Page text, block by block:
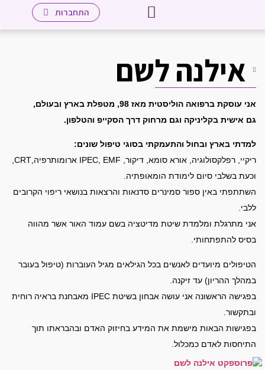
התחברות
אילנה לשם
אני עוסקת ברפואה הוליסטית מאז 98, מטפלת בארץ ובעולם,
גם אישית בקליניקה וגם מרחוק דרך הסקייפ והטלפון.
למדתי בארץ ובחול והתעמקתי בסוגי טיפול שונים:
ריקיי, רפלקסולוגיה, אורא סומא, דיקור, IPEC, EMF ארומותרפיה,CRT,
וכעת בשלבי סיום לימודת הומאופתיה.
השתתפתי באין ספור סמינרים סדנאות והרצאות בנושאי ריפוי הקרובים
ללבי.
אני מתרגלת ומלמדת שיטת מדיטציה בשם עמוד האור אשר מהווה
בסיס להתפתחותי.
הטיפולים מיועדים לאנשים בכל הגילאים מגיל העוברות (טיפול בעובר
במהלך ההריון) עד זיקנה.
בפגישה הראשונה אני עושה אבחון בשיטת IPEC מאבחנת בראיה רוחית
ובתקשור.
בפגישות הבאות מישמת את המידע בחיזוק האדם ובהבראתו תוך
התיחסות לאדם כמכלול.